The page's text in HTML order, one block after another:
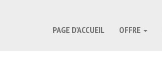
PAGE D’ACCUEIL OFFRE